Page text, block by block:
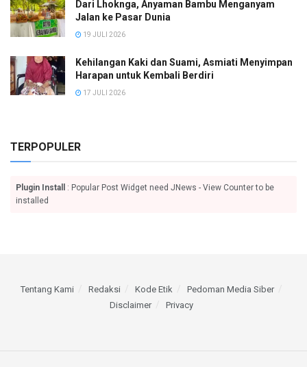
Dari Lhoknga, Anyaman Bambu Menganyam
Jalan ke Pasar Dunia
19 JULI 2026
Kehilangan Kaki dan Suami, Asmiati Menyimpan
Harapan untuk Kembali Berdiri
17 JULI 2026
TERPOPULER
Plugin Install
: Popular Post Widget need JNews - View Counter to be
installed
Tentang Kami Redaksi Kode Etik
Pedoman Media Siber
Disclaimer
Privacy